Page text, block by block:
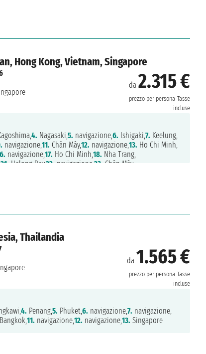
Hong Kong, Vietnam, Singapore
da 2.315 €
prezzo per persona Tasse
incluse
4. Nagasaki,5. navigazione,6. Ishigaki,7. Keelung,
navigazione,11. Chân Mây,12. navigazione,13. Ho Chi Minh,
navigazione,17. Ho Chi Minh,18. Nha Trang,
21. Halong Bay,22. navigazione, 23. Chân Mây,
Thailandia
da 1.565 €
prezzo per persona Tasse
incluse
4. Penang,5. Phuket,6. navigazione,7. navigazione,
Bangkok,11. navigazione,12. navigazione,13. Singapore